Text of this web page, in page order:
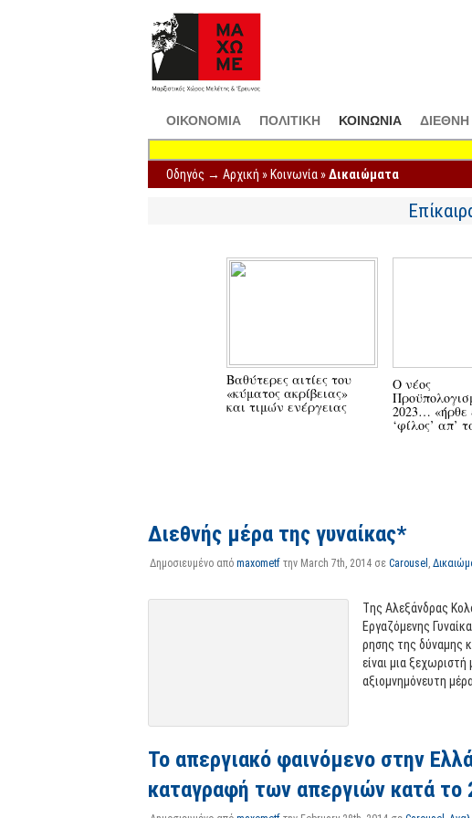
ΟΙΚΟΝΟΜΙΑ ΠΟΛΙΤΙΚΗ ΚΟΙΝΩΝΙΑ ΔΙΕΘΝΗ
Οδηγός → Αρχική » Κοινωνία »Δικαιώματα
Βαθύτερες αιτίες του
«κύματος ακρίβειας»
και τιμών ενέργειας
Ο νέος
2023… «ήρθε
‘φίλος’ απ’
Διεθνής μέρα της γυναίκας*
Δημοσιευμένο από maxometf την March 7th, 2014 σε Carousel ,
Tης Αλεξάνδρας
Ερ­γα­ζό­με­νης
ρη­σης της δύ­να­μης
είναι μια ξε­χω­ρι­στή
αξιο­μνη­μό­νευ­τη μέρα
Το απεργιακό φαινόμενο στην
καταγραφή των απεργιών κατά το